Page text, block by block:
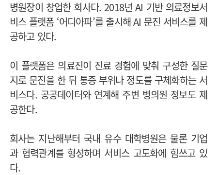
병원장이 창업한 회사다. 2018년 AI 기반 의료정보서
비스 플랫폼 ‘어디아파’를 출시해 AI 문진 서비스를 제
공하고 있다.
이 플랫폼은 의료진이 진료 경험에 맞춰 구성한 질문
지로 문진을 한 뒤 통증 부위나 정도를 구체화하는 서
비스다. 공공데이터와 연계해 주변 병의원 정보도 제
공한다.
회사는 지난해부터 국내 유수 대학병원은 물론 기업
과 협력관계를 형성하며 서비스 고도화에 힘쓰고 있
다.